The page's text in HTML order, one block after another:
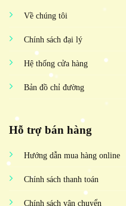
Về chúng tôi
Chính sách đại lý
Hệ thống cửa hàng
Bản đồ chỉ đường
Hỗ trợ bán hàng
Hướng dẫn mua hàng online
Chính sách thanh toán
Chính sách vận chuyển